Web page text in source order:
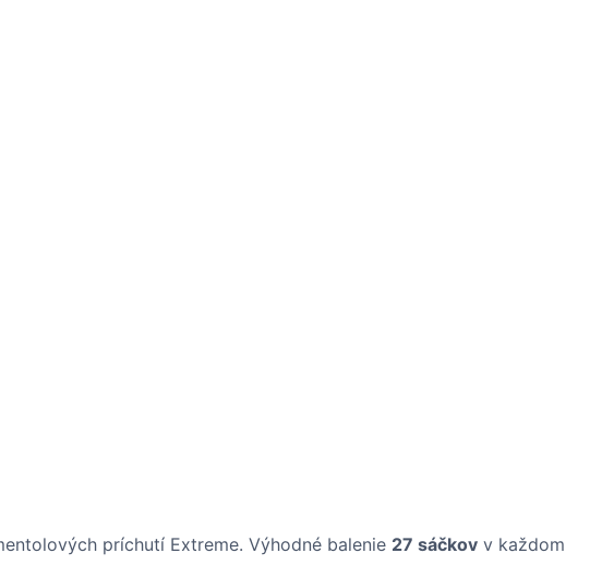
príchutí Extreme. Výhodné balenie 27 sáčkov v každom